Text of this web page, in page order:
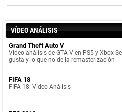
VÍDEO ANÁLISIS
Grand Theft Auto V
Vídeo análisis de GTA V en PS5 y Xbox
gusta y lo que no de la remasterización
FIFA 18
FIFA 18: Vídeo Análisis